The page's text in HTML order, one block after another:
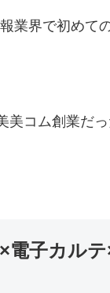
業界で初めて
コム創業だっ
電子カル